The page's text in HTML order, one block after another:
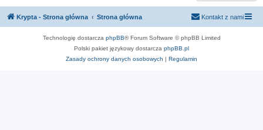
Krypta - Strona główna Strona główna Kontakt z nami
Technologię dostarcza phpBB® Forum Software © phpBB Limited
Polski pakiet językowy dostarcza phpBB.pl
Zasady ochrony danych osobowych | Regulamin